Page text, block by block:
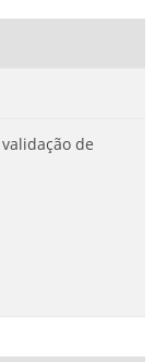
de